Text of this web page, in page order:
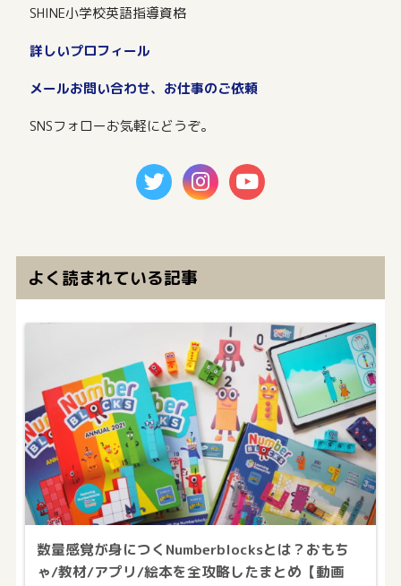
SHINE小学校英語指導資格
詳しいプロフィール
メールお問い合わせ、お仕事のご依頼
SNSフォローお気軽にどうぞ。
よく読まれている記事
数量感覚が身につくNumberblocksとは？おもち
ゃ/教材/アプリ/絵本を全攻略したまとめ【動画